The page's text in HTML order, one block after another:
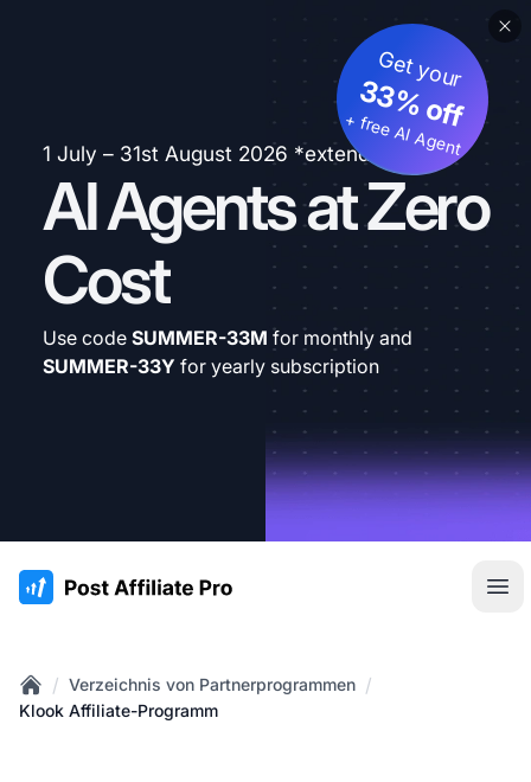
1 July – 31st August 2026 *extended
AI Agents at Zero
Cost
Get your
33% off
+ free AI Agent
Use code SUMMER-33M for monthly and
SUMMER-33Y for yearly subscription
:site.title
Home
/ Verzeichnis von Partnerprogrammen /
Klook Affiliate-Programm